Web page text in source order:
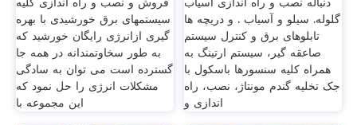
سیستمهای برق خورشیدی با بهره
گیری ازانرژی رایگان خورشید که
به طور سخاوتمندانه در همه جا
گسترده است می توان به سادگی
مشکلات انرژی را حل نمود که
این مجموعه با
گلوله. سیلو و آسیاب . و دریچه ها
تابلوهای برق و کنترل سیستم
صاعقه گیر، سیستم ارتینگ به
همراه کلیه سنسورها باسکول با
جک تخلیه گندم مونتاژ، نصب، راه
اندازی و